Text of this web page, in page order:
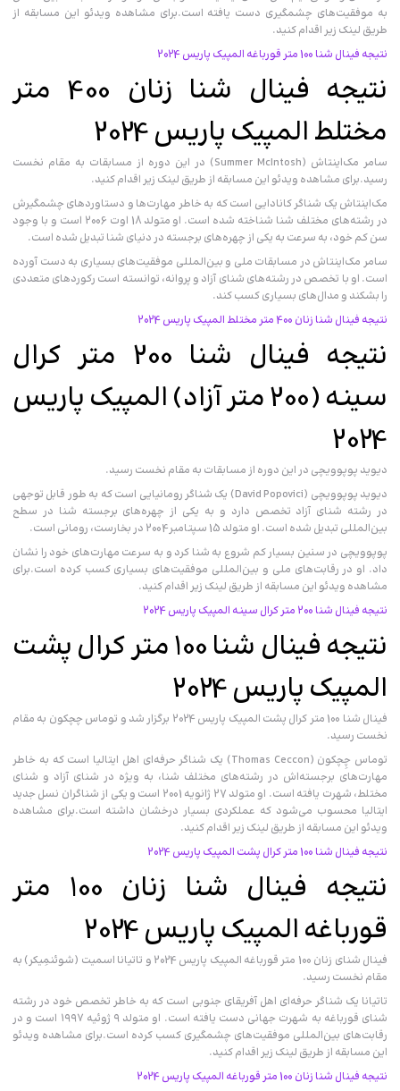
به موفقیت‌های چشمگیری دست یافته است.برای مشاهده ویدئو این مسابقه از
طریق لینک زیر اقدام کنید.
نتیجه فینال شنا 100 متر قورباغه المپیک پاریس 2024
نتیجه فینال شنا زنان 400 متر
مختلط المپیک پاریس 2024
سامر مک‌اینتاش (Summer McIntosh) در این دوره از مسابقات به مقام نخست
رسید.برای مشاهده ویدئو این مسابقه از طریق لینک زیر اقدام کنید.
مک‌اینتاش یک شناگر کانادایی است که به خاطر مهارت‌ها و دستاوردهای چشمگیرش
در رشته‌های مختلف شنا شناخته شده است. او متولد 18 اوت 2006 است و با وجود
سن کم خود، به سرعت به یکی از چهره‌های برجسته در دنیای شنا تبدیل شده است.
سامر مک‌اینتاش در مسابقات ملی و بین‌المللی موفقیت‌های بسیاری به دست آورده
است. او با تخصص در رشته‌های شنای آزاد و پروانه، توانسته است رکوردهای متعددی
را بشکند و مدال‌های بسیاری کسب کند.
نتیجه فینال شنا زنان 400 متر مختلط المپیک پاریس 2024
نتیجه فینال شنا 200 متر کرال
سینه (200 متر آزاد) المپیک پاریس
2024
دیوید پوپوویچی در این دوره از مسابقات به مقام نخست رسید.
دیوید پوپوویچی (David Popovici) یک شناگر رومانیایی است که به طور قابل توجهی
در رشته شنای آزاد تخصص دارد و به یکی از چهره‌های برجسته شنا در سطح
بین‌المللی تبدیل شده است. او متولد 15 سپتامبر 2004 در بخارست، رومانی است.
پوپوویچی در سنین بسیار کم شروع به شنا کرد و به سرعت مهارت‌های خود را نشان
داد. او در رقابت‌های ملی و بین‌المللی موفقیت‌های بسیاری کسب کرده است.برای
مشاهده ویدئو این مسابقه از طریق لینک زیر اقدام کنید.
نتیجه فینال شنا 200 متر کرال سینه المپیک پاریس 2024
نتیجه فینال شنا 100 متر کرال پشت
المپیک پاریس 2024
فینال شنا 100 متر کرال پشت المپیک پاریس 2024 برگزار شد و توماس چچکون به مقام
نخست رسید.
توماس چِچکون (Thomas Ceccon) یک شناگر حرفه‌ای اهل ایتالیا است که به خاطر
مهارت‌های برجسته‌اش در رشته‌های مختلف شنا، به ویژه در شنای آزاد و شنای
مختلط، شهرت یافته است. او متولد 27 ژانویه 2001 است و یکی از شناگران نسل جدید
ایتالیا محسوب می‌شود که عملکردی بسیار درخشان داشته است.برای مشاهده
ویدئو این مسابقه از طریق لینک زیر اقدام کنید.
نتیجه فینال شنا 100 متر کرال پشت المپیک پاریس 2024
نتیجه فینال شنا زنان 100 متر
قورباغه المپیک پاریس 2024
فینال شنای زنان 100 متر قورباغه المپیک پاریس 2024 و تاتیانا اسمیت (شوئنمِیکر) به
مقام نخست رسید.
تاتیانا یک شناگر حرفه‌ای اهل آفریقای جنوبی است که به خاطر تخصص خود در رشته
شنای قورباغه به شهرت جهانی دست یافته است. او متولد ۹ ژوئیه ۱۹۹۷ است و در
رقابت‌های بین‌المللی موفقیت‌های چشمگیری کسب کرده است.برای مشاهده ویدئو
این مسابقه از طریق لینک زیر اقدام کنید.
نتیجه فینال شنا زنان 100 متر قورباغه المپیک پاریس 2024